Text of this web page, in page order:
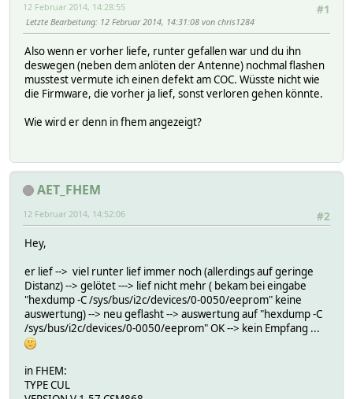
#1
12 Februar 2014, 14:28:55
Letzte Bearbeitung: 12 Februar 2014, 14:31:08 von chris1284
Also wenn er vorher liefe, runter gefallen war und du ihn
deswegen (neben dem anlöten der Antenne) nochmal flashen
musstest vermute ich einen defekt am COC. Wüsste nicht wie
die Firmware, die vorher ja lief, sonst verloren gehen könnte.
Wie wird er denn in fhem angezeigt?
AET_FHEM
#2
12 Februar 2014, 14:52:06
Hey,
er lief --> viel runter lief immer noch (allerdings auf geringe
Distanz) --> gelötet ---> lief nicht mehr ( bekam bei eingabe
"hexdump -C /sys/bus/i2c/devices/0-0050/eeprom" keine
auswertung) --> neu geflasht --> auswertung auf "hexdump -C
/sys/bus/i2c/devices/0-0050/eeprom" OK --> kein Empfang ...
in FHEM:
TYPE CUL